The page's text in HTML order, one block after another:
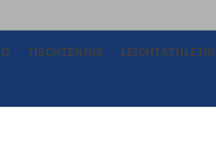
TISCHTENNIS LEICHTATHLETIK